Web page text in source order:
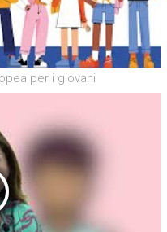
per i giovani